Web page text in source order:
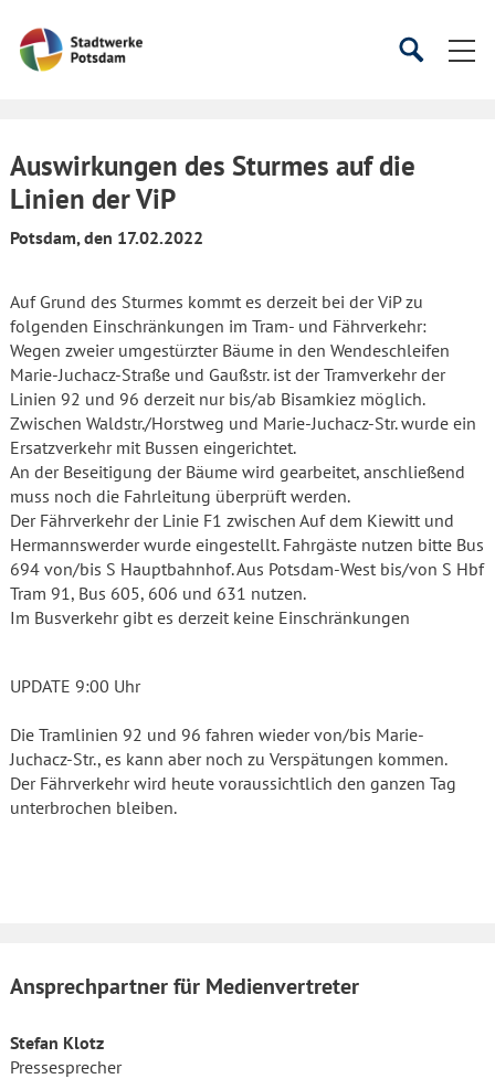
Startseite
SucheSuche
Auswirkungen des Sturmes auf die
Linien der ViP
Potsdam, den 17.02.2022
Auf Grund des Sturmes kommt es derzeit bei der ViP zu
folgenden Einschränkungen im Tram- und Fährverkehr:
Wegen zweier umgestürzter Bäume in den Wendeschleifen
Marie-Juchacz-Straße und Gaußstr. ist der Tramverkehr der
Linien 92 und 96 derzeit nur bis/ab Bisamkiez möglich.
Zwischen Waldstr./Horstweg und Marie-Juchacz-Str. wurde ein
Ersatzverkehr mit Bussen eingerichtet.
An der Beseitigung der Bäume wird gearbeitet, anschließend
muss noch die Fahrleitung überprüft werden.
Der Fährverkehr der Linie F1 zwischen Auf dem Kiewitt und
Hermannswerder wurde eingestellt. Fahrgäste nutzen bitte Bus
694 von/bis S Hauptbahnhof. Aus Potsdam-West bis/von S Hbf
Tram 91, Bus 605, 606 und 631 nutzen.
Im Busverkehr gibt es derzeit keine Einschränkungen
UPDATE 9:00 Uhr
Die Tramlinien 92 und 96 fahren wieder von/bis Marie-
Juchacz-Str., es kann aber noch zu Verspätungen kommen.
Der Fährverkehr wird heute voraussichtlich den ganzen Tag
unterbrochen bleiben.
Ansprechpartner für Medienvertreter
Stefan Klotz
Pressesprecher